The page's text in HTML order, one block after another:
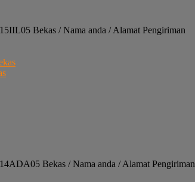
Bekas / Nama anda / Alamat Pengiriman
Bekas / Nama anda / Alamat Pengiriman